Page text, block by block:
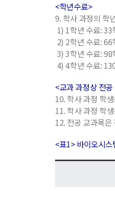
<학년수료>
9. 학사 과정의 학
1) 1학년 수료:
2) 2학년 수료:
3) 3학년 수료: 98
4) 4학년 수료:
<교과 과정상 전
10. 학사 과정 학
11. 학사 과정 학
12. 전공 교과목
<표1> 바이오시